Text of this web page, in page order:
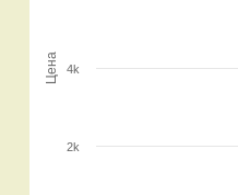
Цена
2k
4k